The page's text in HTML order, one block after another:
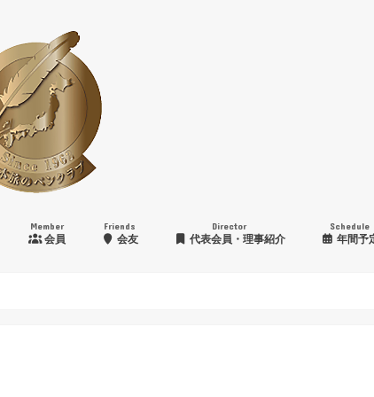
Member
会員
Friends
会友
Director
代表会員・理事紹介
Schedule
年間予